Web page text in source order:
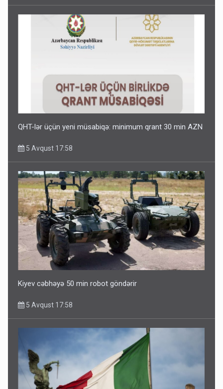
QHT-lər üçün yeni müsabiqə: minimum qrant 30 min AZN
5 Avqust 17:58
Kiyev cəbhəyə 50 min robot göndərir
5 Avqust 17:58